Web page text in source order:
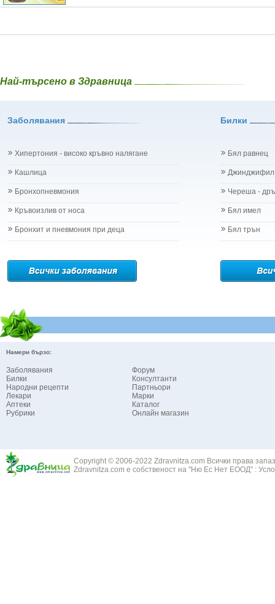
Най-търсено в Здравница
Заболявания Билки
Хипертония - високо кръвно налягане
Кашлица
Бронхопневмония
Кръвоизлив от носа
Бронхит и пневмония при деца
Бял равнец
Джинджифил
Череша -
Бял имел
Бял трън
Намери бързо:
Заболявания
Билки
Народни рецепти
Лекари
Аптеки
Рубрики
Форум
Консултанти
Партньори
Марки
Каталог
Онлайн магазин
Copyright © 2006-2022 Zdravnitza.com Всички права
Zdravnitza.com е собственост на "Ню Ес Нет ЕООД" :